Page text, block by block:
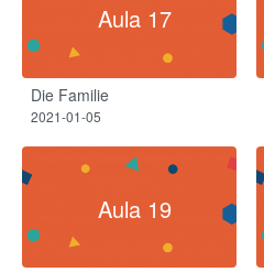
Aula 17
Die Familie
2021-01-05
Aula 19